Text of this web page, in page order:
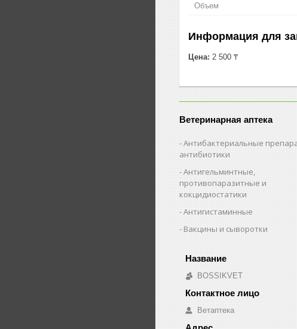
Объем
Информация для
Цена: 2 500 ₸
Ветеринарная аптека
Антибактериальные
антибиотики
Антигельминтные,
противопаразитные и
кокцидиостатики
Антигистаминные
Вакцины и сыворотки
BOSSIKVET
Ветаптека